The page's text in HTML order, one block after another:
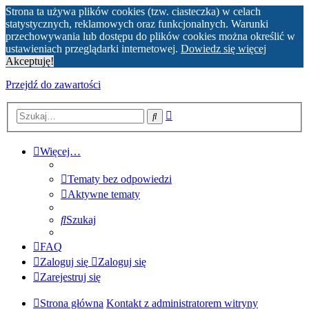
Strona ta używa plików cookies (tzw. ciasteczka) w celach
statystycznych, reklamowych oraz funkcjonalnych. Warunki
przechowywania lub dostępu do plików cookies można określić w
ustawieniach przeglądarki internetowej. Dowiedz się więcej
Akceptuję!
Przejdź do zawartości
Szukaj
Więcej…
Tematy bez odpowiedzi
Aktywne tematy
Szukaj
FAQ
Zaloguj się
Zaloguj się
Zarejestruj się
Strona główna Kontakt z administratorem witryny